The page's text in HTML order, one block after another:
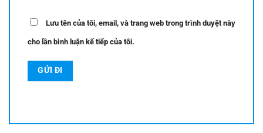
Lưu tên của tôi, email, và trang web trong trình duyệt này
cho lần bình luận kế tiếp của tôi.